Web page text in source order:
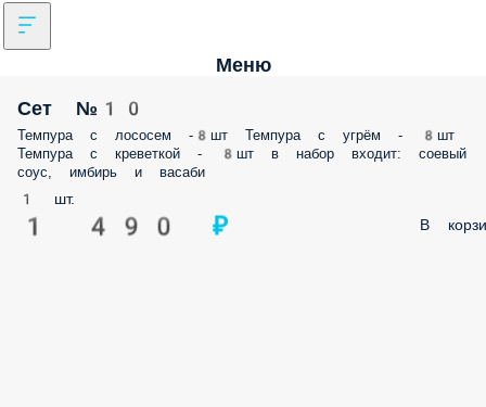
Меню
Сет №10
Темпура с лососем -8шт Темпура с угрём - 8шт Темпура с креветкой -
8шт в набор входит: соевый соус, имбирь и васаби
1 шт.
1 490 ₽